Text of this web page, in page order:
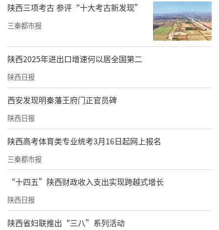
陕西三项考古 参评“十大考古新发现”
三秦都市报
陕西2025年进出口增速何以居全国第二
陕西日报
西安发现明秦藩王府门正官员碑
陕西日报
陕西高考体育类专业统考3月16日起网上报名
三秦都市报
“十四五”陕西财政收入支出实现跨越式增长
陕西日报
陕西省妇联推出“三八”系列活动